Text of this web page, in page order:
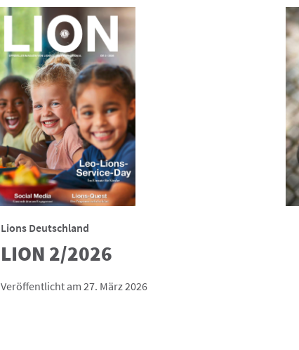
Lions Deutschland
LION 2/2026
Veröffentlicht am 27. März 2026